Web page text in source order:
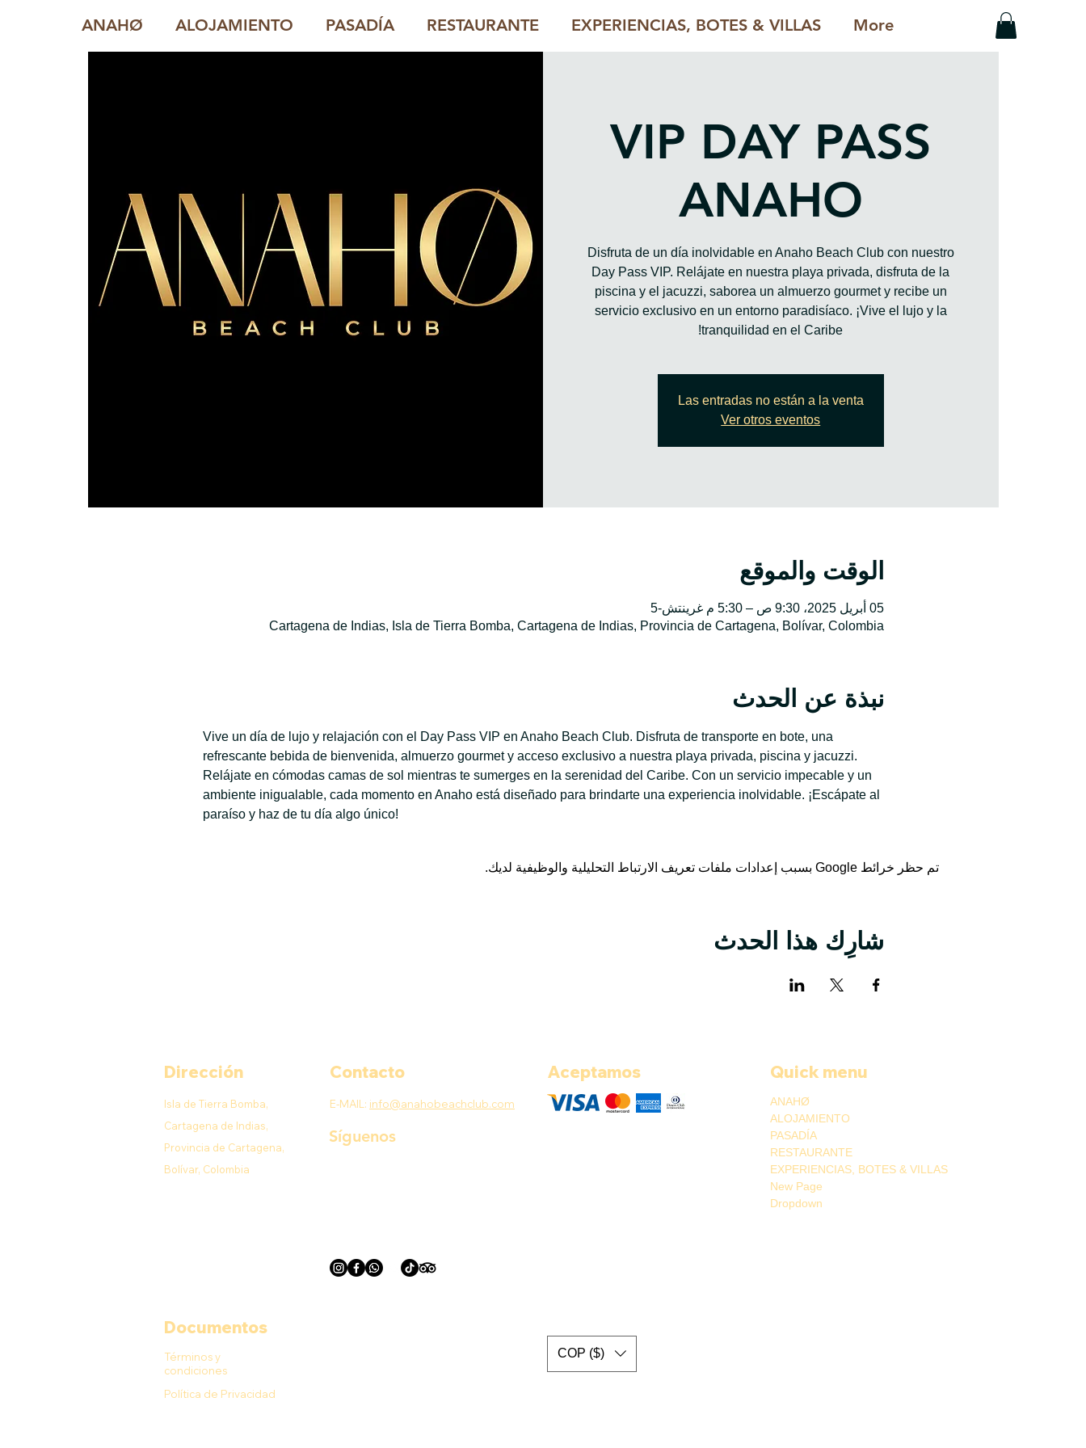
ANAHØ ALOJAMIENTO PASADÍA RESTAURANTE EXPERIENCIAS, BOTES & VILLAS More
VIP DAY PASS
ANAHO
Disfruta de un día inolvidable en Anaho Beach Club con nuestro
Day Pass VIP. Relájate en nuestra playa privada, disfruta de la
piscina y el jacuzzi, saborea un almuerzo gourmet y recibe un
servicio exclusivo en un entorno paradisíaco. ¡Vive el lujo y la
tranquilidad en el Caribe!
Las entradas no están a la venta
Ver otros eventos
الوقت والموقع
05 أبريل 2025، 9:30 ص – 5:30 م غرينتش-5
Cartagena de Indias, Isla de Tierra Bomba, Cartagena de Indias, Provincia de Cartagena, Bolívar, Colombia
نبذة عن الحدث
Vive un día de lujo y relajación con el Day Pass VIP en Anaho Beach Club. Disfruta de transporte en bote, una
refrescante bebida de bienvenida, almuerzo gourmet y acceso exclusivo a nuestra playa privada, piscina y jacuzzi.
Relájate en cómodas camas de sol mientras te sumerges en la serenidad del Caribe. Con un servicio impecable y un
ambiente inigualable, cada momento en Anaho está diseñado para brindarte una experiencia inolvidable. ¡Escápate al
paraíso y haz de tu día algo único!
تم حظر خرائط Google بسبب إعدادات ملفات تعريف الارتباط التحليلية والوظيفية لديك.
شارِك هذا الحدث
Dirección
Isla de Tierra Bomba,
Cartagena de Indias,
Provincia de Cartagena,
Bolívar, Colombia
Contacto
E-MAIL: info@anahobeachclub.com
Síguenos
Aceptamos Quick menu
ANAHØ
ALOJAMIENTO
PASADÍA
RESTAURANTE
EXPERIENCIAS, BOTES & VILLAS
New Page
Dropdown
Documentos
Términos y
condiciones
COP ($)
Política de Privacidad